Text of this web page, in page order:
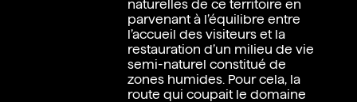
naturelles de ce territoire en
parvenant à l’équilibre entre
l’accueil des visiteurs et la
restauration d’un milieu de vie
semi-naturel constitué de
zones humides. Pour cela, la
route qui coupait le domaine